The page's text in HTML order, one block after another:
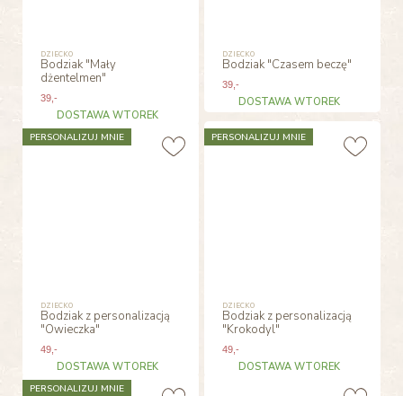
DZIECKO
Bodziak "Mały
dżentelmen"
39,-
DOSTAWA WTOREK
DZIECKO
Bodziak "Czasem beczę"
39 ,-
DOSTAWA WTOREK
DZIECKO
Bodziak z personalizacją
"Owieczka"
49,-
DOSTAWA WTOREK
PERSONALIZUJ MNIE
DZIECKO
Bodziak z personalizacją
"Krokodyl"
49 ,-
DOSTAWA WTOREK
PERSONALIZUJ MNIE
PERSONALIZUJ MNIE